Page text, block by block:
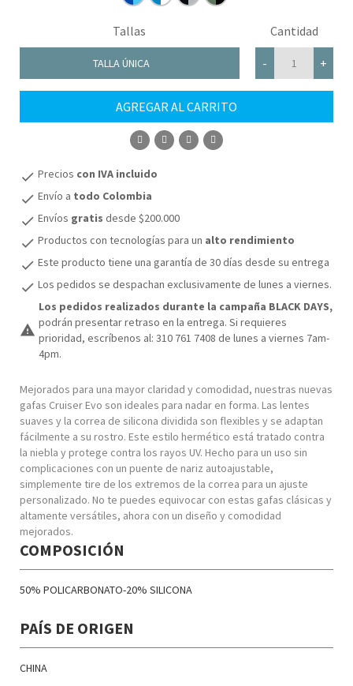
Mejorados para una mayor claridad y comodidad, nuestras nuevas
gafas Cruiser Evo son ideales para nadar en forma. Las lentes
suaves y la correa de silicona dividida son flexibles y se adaptan
fácilmente a su rostro. Este estilo hermético está tratado contra
la niebla y protege contra los rayos UV. Hecho para un uso sin
complicaciones con un puente de nariz autoajustable,
simplemente tire de los extremos de la correa para un ajuste
personalizado. No te puedes equivocar con estas gafas clásicas y
altamente versátiles, ahora con un diseño y comodidad
mejorados.
Tallas
TALLA ÚNICA
Cantidad
- +
AGREGAR AL CARRITO
COMPRAR
check Precios con IVA incluido
check Envío a todo Colombia
check Envíos gratis desde $200.000
check Productos con tecnologías para un alto rendimiento
check Este producto tiene una garantía de 30 días desde su entrega
check Los pedidos se despachan exclusivamente de lunes a viernes.
warning
Los pedidos realizados durante la campaña BLACK DAYS,
podrán presentar retraso en la entrega. Si requieres
prioridad, escríbenos al: 310 761 7408 de lunes a viernes 7am-
4pm.
COMPOSICIÓN
50% POLICARBONATO-20% SILICONA
PAÍS DE ORIGEN
CHINA